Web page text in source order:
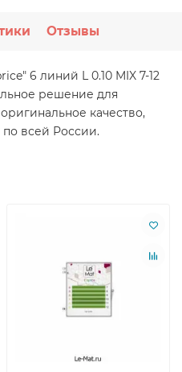
Отзывы
6 линий L 0.10 MIX 7-12
решение для
качество,
всей России.